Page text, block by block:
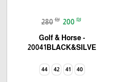
280 ₪ 200 ₪
Golf & Horse -
20041BLACK&SILVE
40
41
42
44